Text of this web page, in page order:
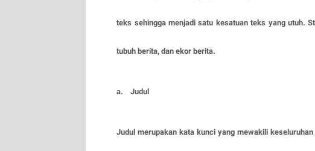
teks sehingga menjadi satu kesatuan teks yang utuh.
tubuh berita, dan ekor berita.
a. Judul
Judul merupakan kata kunci yang mewakili